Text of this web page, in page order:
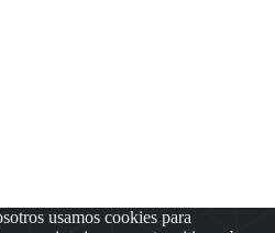
usamos cookies para